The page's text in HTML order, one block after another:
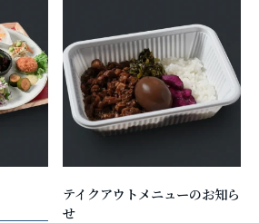
テイクアウトメニューのお知ら
せ